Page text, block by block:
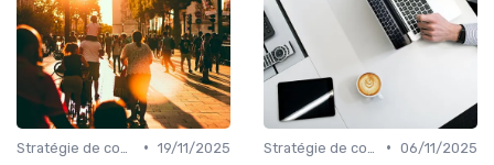
• 19/11/2025
• 06/11/2025